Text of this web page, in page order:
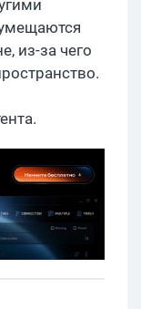
из-за чего